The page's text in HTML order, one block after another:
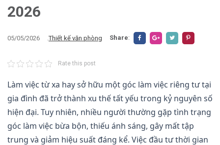
2026
05/05/2026 .Thiết kế văn phòng Share:
Rate this post
Làm việc từ xa hay sở hữu một góc làm việc riêng tư tại
gia đình đã trở thành xu thế tất yếu trong kỷ nguyên số
hiện đại. Tuy nhiên, nhiều người thường gặp tình trạng
góc làm việc bừa bộn, thiếu ánh sáng, gây mất tập
trung và giảm hiệu suất đáng kể. Việc đầu tư thời gian